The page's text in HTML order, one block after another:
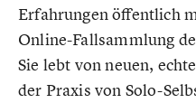
Erfahrungen öffentlich
Online-Fallsammlung
Sie lebt von neuen,
der Praxis von Solo-